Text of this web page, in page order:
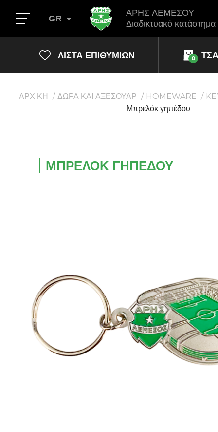
ΑΡΗΣ ΛΕΜΕΣΟΥ
Διαδικτυακό κατάστημα
GR
ΛΊΣΤΑ ΕΠΙΘΥΜΙΏΝ 0
ΑΡΧΙΚΗ ΔΩΡΑ ΚΑΙ ΑΞΕΣΟΥΑΡ HOMEWARE
Μπρελόκ γηπέδου
ΜΠΡΕΛΌΚ ΓΗΠΈΔΟΥ